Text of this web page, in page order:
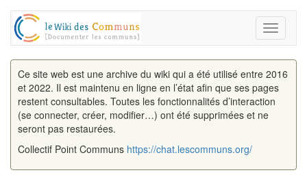
Toggle
Ce site web est une archive du wiki qui a été utilisé entre 2016
et 2022. Il est maintenu en ligne en l’état afin que ses pages
restent consultables. Toutes les fonctionnalités d’interaction
(se connecter, créer, modifier…) ont été supprimées et ne
seront pas restaurées.
Collectif Point Communs https://chat.lescommuns.org/